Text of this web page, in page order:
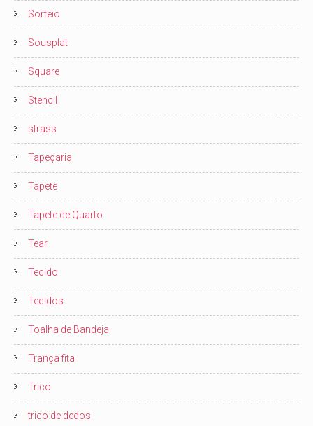
Sorteio
Sousplat
Square
Stencil
strass
Tapeçaria
Tapete
Tapete de Quarto
Tear
Tecido
Tecidos
Toalha de Bandeja
Trança fita
Trico
trico de dedos